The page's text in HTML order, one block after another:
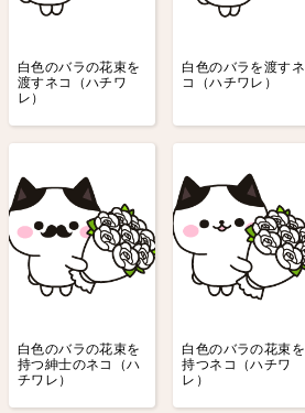
白色のバラの花束を
渡すネコ（ハチワ
レ）
白色のバラを渡すネ
コ（ハチワレ）
白色のバラの花束を
持つ紳士のネコ（ハ
チワレ）
白色のバラの花束を
持つネコ（ハチワ
レ）